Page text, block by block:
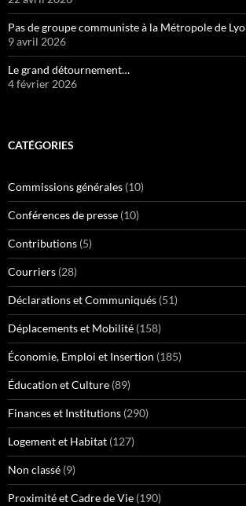
Pas de groupe communiste à la Métropole de
9 avril 2026
Le grand détournement…
4 février 2026
CATÉGORIES
Commissions générales (10)
Conférences de presse (10)
Contributions (5)
Courriers (28)
Déclarations et Communiqués (51)
Déplacements et Mobilité (158)
Économie, Emploi et Insertion (185)
Éducation et Culture (89)
Finances et Institutions (290)
Logement et Habitat (127)
Non classé (9)
Proximité et Cadre de Vie (190)